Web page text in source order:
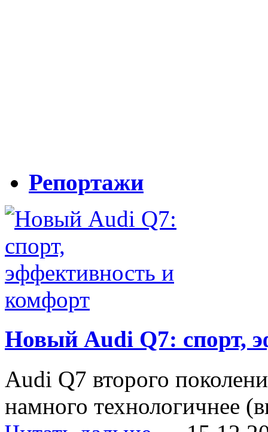
Репортажи
Новый Audi Q7: спорт,
Audi Q7 второго
намного технологичнее